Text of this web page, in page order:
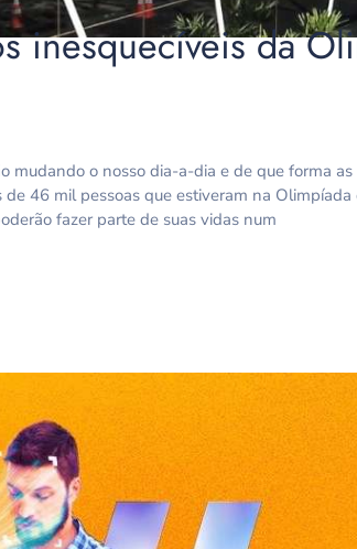
inesquecíveis da
mudando o nosso dia-a-dia e de que forma
de 46 mil pessoas que estiveram na
fazer parte de suas vidas num